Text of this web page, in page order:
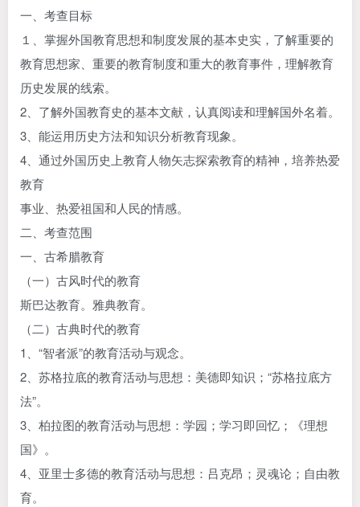
一、考查目标
１、掌握外国教育思想和制度发展的基本史实，了解重要的
教育思想家、重要的教育制度和重大的教育事件，理解教育
历史发展的线索。
2、了解外国教育史的基本文献，认真阅读和理解国外名着。
3、能运用历史方法和知识分析教育现象。
4、通过外国历史上教育人物矢志探索教育的精神，培养热爱
教育
事业、热爱祖国和人民的情感。
二、考查范围
一、古希腊教育
（一）古风时代的教育
斯巴达教育。雅典教育。
（二）古典时代的教育
1、“智者派”的教育活动与观念。
2、苏格拉底的教育活动与思想：美德即知识；“苏格拉底方
法”。
3、柏拉图的教育活动与思想：学园；学习即回忆；《理想
国》。
4、亚里士多德的教育活动与思想：吕克昂；灵魂论；自由教
育。